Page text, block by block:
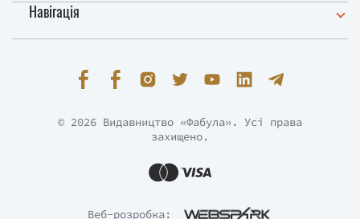
Навігація
Веб-розробка:
© 2026 Видавництво «Фабула». Усі права
захищено.